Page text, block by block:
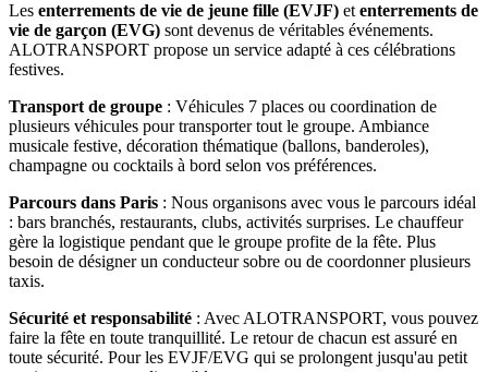
Les enterrements de vie de jeune fille (EVJF) et enterrements de
vie de garçon (EVG) sont devenus de véritables événements.
ALOTRANSPORT propose un service adapté à ces célébrations
festives.
Transport de groupe : Véhicules 7 places ou coordination de
plusieurs véhicules pour transporter tout le groupe. Ambiance
musicale festive, décoration thématique (ballons, banderoles),
champagne ou cocktails à bord selon vos préférences.
Parcours dans Paris : Nous organisons avec vous le parcours idéal
: bars branchés, restaurants, clubs, activités surprises. Le chauffeur
gère la logistique pendant que le groupe profite de la fête. Plus
besoin de désigner un conducteur sobre ou de coordonner plusieurs
taxis.
Sécurité et responsabilité : Avec ALOTRANSPORT, vous pouvez
faire la fête en toute tranquillité. Le retour de chacun est assuré en
toute sécurité. Pour les EVJF/EVG qui se prolongent jusqu'au petit